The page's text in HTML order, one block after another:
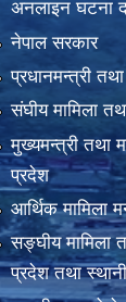
अनलाइन घटना
नेपाल सरकार
प्रधानमन्त्री
संघीय मामिला
मुख्यमन्त्री तथा
प्रदेश
आर्थिक मामिला
सङ्घीय मामिला
प्रदेश तथा